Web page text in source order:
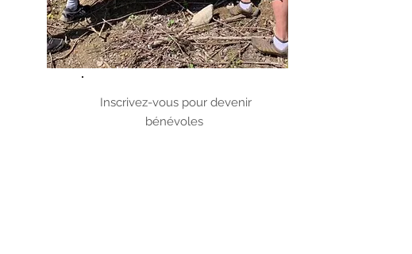
Bénévoles
Inscrivez-vous pour devenir
bénévoles